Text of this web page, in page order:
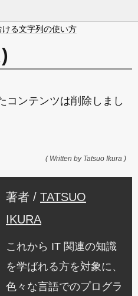
ける文字列の使い方
コンテンツは削除しまし
( Written by Tatsuo Ikura )
著者 / TATSUO
IKURA
これから IT 関連の知識
を学ばれる方を対象に、
色々な言語でのプログラ